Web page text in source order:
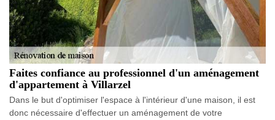
Faites confiance au professionnel d'un aménagement
d'appartement à Villarzel
Dans le but d'optimiser l'espace à l'intérieur d'une maison, il est
donc nécessaire d'effectuer un aménagement de votre